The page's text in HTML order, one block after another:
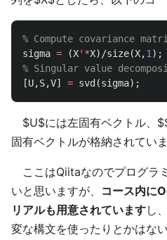
% Compute covariance
sigma = (X'*X)/size(X,1 );
% Singular value
[U,S,V] = svd (sigma);
$U$には左固有ベクトル、
固有ベクトルが格納されていま
ここはQiitaなのでプログラ
いと思いますが、 コース内に
リアルも用意されていますし
変な構文を使ったりとかはな